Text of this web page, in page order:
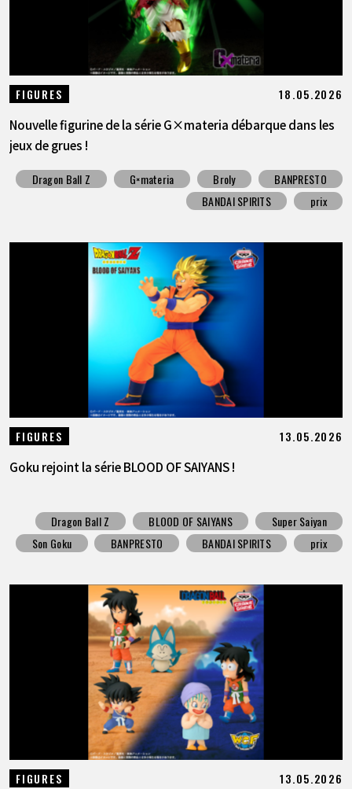
FIGURES 18.05.2026
Nouvelle figurine de la série G×materia débarque dans les
jeux de grues !
Dragon Ball Z G×materia Broly
BANPRESTO
BANDAI SPIRITS
prix
FIGURES 13.05.2026
Goku rejoint la série BLOOD OF SAIYANS !
Dragon Ball Z BLOOD OF SAIYANS
Super Saiyan
Son Goku
BANPRESTO BANDAI SPIRITS prix
FIGURES 13.05.2026